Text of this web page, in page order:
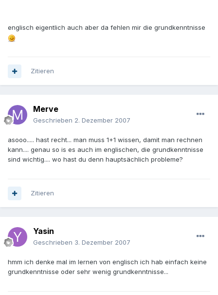
englisch eigentlich auch aber da fehlen mir die grundkenntnisse
Zitieren
Merve
Geschrieben 2. Dezember 2007
asooo..... hast recht... man muss 1+1 wissen, damit man rechnen
kann.... genau so is es auch im englischen, die grundkenntnisse
sind wichtig.... wo hast du denn hauptsächlich probleme?
Zitieren
Yasin
Geschrieben 3. Dezember 2007
hmm ich denke mal im lernen von englisch ich hab einfach keine
grundkenntnisse oder sehr wenig grundkenntnisse...